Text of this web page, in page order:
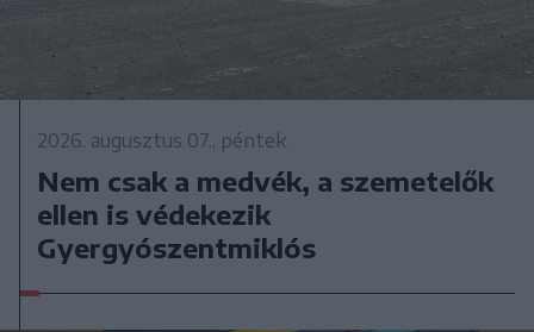
2026. augusztus 07., péntek
Nem csak a medvék, a szemetelők
ellen is védekezik
Gyergyószentmiklós